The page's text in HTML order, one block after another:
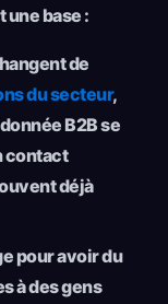
base :
de
du secteur,
B2B se
contact
déjà
pour avoir du
à des gens